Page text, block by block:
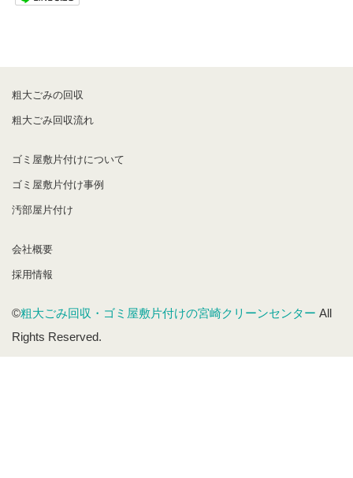
粗大ごみの回収
粗大ごみ回収流れ
ゴミ屋敷片付けについて
ゴミ屋敷片付け事例
汚部屋片付け
会社概要
採用情報
©粗大ごみ回収・ゴミ屋敷片付けの宮崎クリーンセンター All
Rights Reserved.